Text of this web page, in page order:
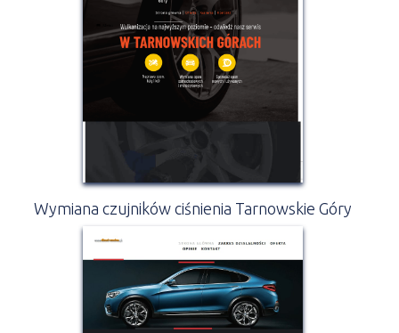
Wymiana czujników ciśnienia Tarnowskie Góry